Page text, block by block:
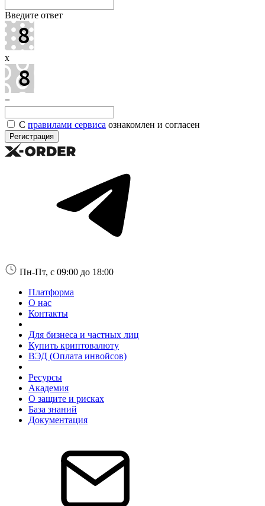
Введите ответ
x
=
С правилами сервиса ознакомлен и согласен
Пн-Пт, с 09:00 до 18:00
Платформа
О нас
Контакты
Для бизнеса и частных лиц
Купить криптовалюту
ВЭД (Оплата инвойсов)
Ресурсы
Академия
О защите и рисках
База знаний
Документация